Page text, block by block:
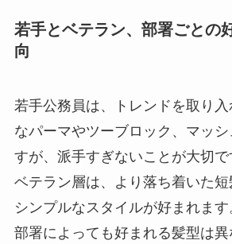
若手とベテラン、部署ごとの
向
若手公務員は、トレンドを取り
なパーマやツーブロック、マッ
すが、派手すぎないことが大切で
ベテラン層は、より落ち着いた短
シンプルなスタイルが好まれます
部署によっても好まれる髪型は